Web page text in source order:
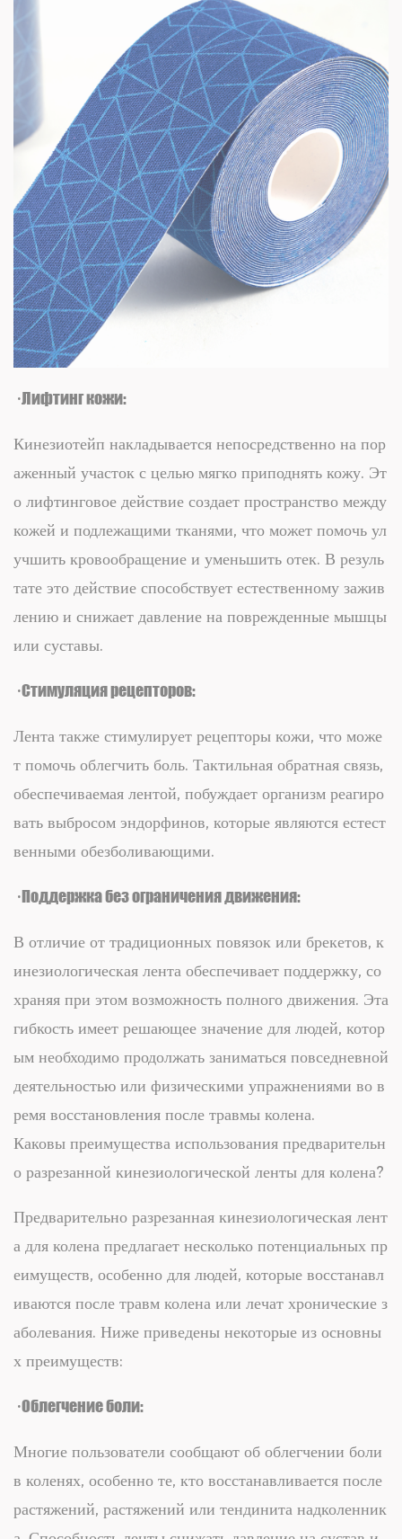
· Лифтинг кожи:
Кинезиотейп накладывается непосредственно на пор
аженный участок с целью мягко приподнять кожу. Эт
о лифтинговое действие создает пространство между
кожей и подлежащими тканями, что может помочь ул
учшить кровообращение и уменьшить отек. В резуль
тате это действие способствует естественному зажив
лению и снижает давление на поврежденные мышцы
или суставы.
· Стимуляция рецепторов:
Лента также стимулирует рецепторы кожи, что може
т помочь облегчить боль. Тактильная обратная связь,
обеспечиваемая лентой, побуждает организм реагиро
вать выбросом эндорфинов, которые являются естест
венными обезболивающими.
· Поддержка без ограничения движения:
В отличие от традиционных повязок или брекетов, к
инезиологическая лента обеспечивает поддержку, со
храняя при этом возможность полного движения. Эта
гибкость имеет решающее значение для людей, котор
ым необходимо продолжать заниматься повседневной
деятельностью или физическими упражнениями во в
ремя восстановления после травмы колена.
Каковы преимущества использования предварительн
о разрезанной кинезиологической ленты для колена?
Предварительно разрезанная кинезиологическая лент
а для колена предлагает несколько потенциальных пр
еимуществ, особенно для людей, которые восстанавл
иваются после травм колена или лечат хронические з
аболевания. Ниже приведены некоторые из основны
х преимуществ:
· Облегчение боли:
Многие пользователи сообщают об облегчении боли
в коленях, особенно те, кто восстанавливается после
растяжений, растяжений или тендинита надколенник